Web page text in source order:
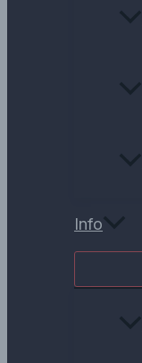
Info